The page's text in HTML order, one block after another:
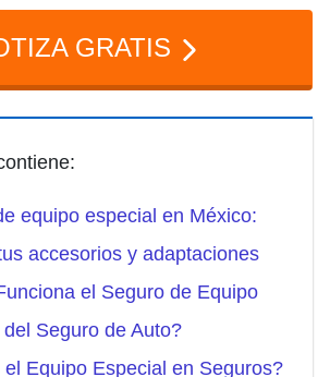
GRATIS
equipo especial en México:
accesorios y adaptaciones
el Seguro de Equipo
Seguro de Auto?
el Equipo Especial en Seguros?